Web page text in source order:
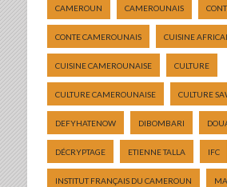
CAMEROUN CAMEROUNAIS
CONTE CAMEROUNAIS CUISINE
CUISINE CAMEROUNAISE CULTURE
CULTURE CAMEROUNAISE CULTURE
DEFYHATENOW DIBOMBARI
DÉCRYPTAGE ETIENNE TALLA IFC
INSTITUT FRANÇAIS DU CAMEROUN